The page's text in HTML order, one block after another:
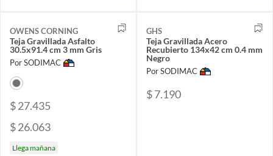
OWENS CORNING
Teja Gravillada Asfalto
30.5x91.4 cm 3 mm Gris
Por SODIMAC
$ 27.435
$ 26.063
Llega mañana
GHS
Teja Gravillada Acero
Recubierto 134x42 cm 0.4 mm
Negro
Por SODIMAC
$ 7.190